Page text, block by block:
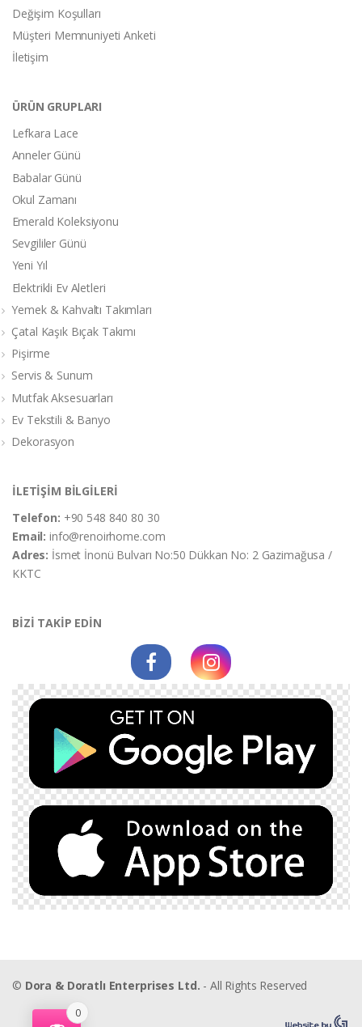
Değişim Koşulları
Müşteri Memnuniyeti Anketi
İletişim
ÜRÜN GRUPLARI
Lefkara Lace
Anneler Günü
Babalar Günü
Okul Zamanı
Emerald Koleksiyonu
Sevgililer Günü
Yeni Yıl
Elektrikli Ev Aletleri
Yemek & Kahvaltı Takımları
Çatal Kaşık Bıçak Takımı
Pişirme
Servis & Sunum
Mutfak Aksesuarları
Ev Tekstili & Banyo
Dekorasyon
İLETİŞİM BİLGİLERİ
Telefon: +90 548 840 80 30
Email:info@renoirhome.com
Adres: İsmet İnonü Bulvarı No:50 Dükkan No: 2 Gazimağusa /
KKTC
BİZİ TAKİP EDİN
© Dora & Doratlı Enterprises Ltd. - All Rights Reserved
0